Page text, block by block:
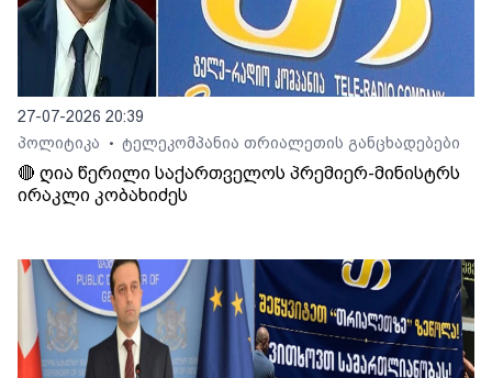
27-07-2026 20:39
პოლიტიკა
• ტელეკომპანია თრიალეთის განცხადებები
🔴 ღია წერილი საქართველოს პრემიერ-მინისტრს
ირაკლი კობახიძეს